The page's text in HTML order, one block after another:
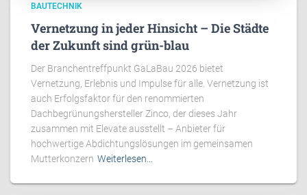
BAUTECHNIK
Vernetzung in jeder Hinsicht – Die Städte
der Zukunft sind grün-blau
Der Branchentreffpunkt GaLaBau 2026 bietet
Vernetzung, Erlebnis und Impulse für alle. Vernetzung ist
auch Erfolgsfaktor für den renommierten
Dachbegrünungshersteller Zinco, der dieses Jahr
zusammen mit Elevate ausstellt – Anbieter für
hochwertige Abdichtungslösungen im gemeinsamen
Mutterkonzern Weiterlesen…